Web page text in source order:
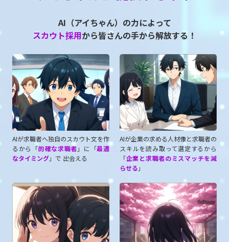
AI（アイちゃん）の力によって
スカウト採用から皆さんの手から解放する！
AIが求職者へ独自のスカウト文を作
るから「的確な求職者 」に「最適
なタイミング」で 出会える
AIが企業の求める人材像と求職者の
スキルを読み取って選定するから
「企業と求職者のミスマッチを減
らせる 」